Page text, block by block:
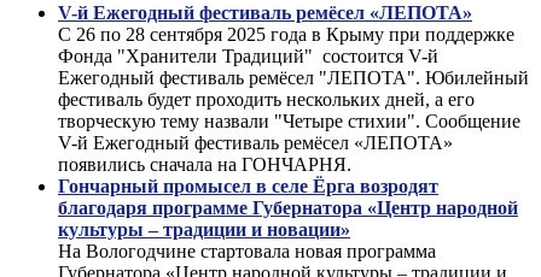
V-й Ежегодный фестиваль ремёсел «ЛЕПОТА»
С 26 по 28 сентября 2025 года в Крыму при поддержке
Фонда "Хранители Традиций" состоится V-й
Ежегодный фестиваль ремёсел "ЛЕПОТА". Юбилейный
фестиваль будет проходить нескольких дней, а его
творческую тему назвали "Четыре стихии". Сообщение
V-й Ежегодный фестиваль ремёсел «ЛЕПОТА»
появились сначала на ГОНЧАРНЯ.
Гончарный промысел в селе Ёрга возродят
благодаря программе Губернатора «Центр народной
культуры – традиции и новации»
На Вологодчине стартовала новая программа
Губернатора «Центр народной культуры – традиции и